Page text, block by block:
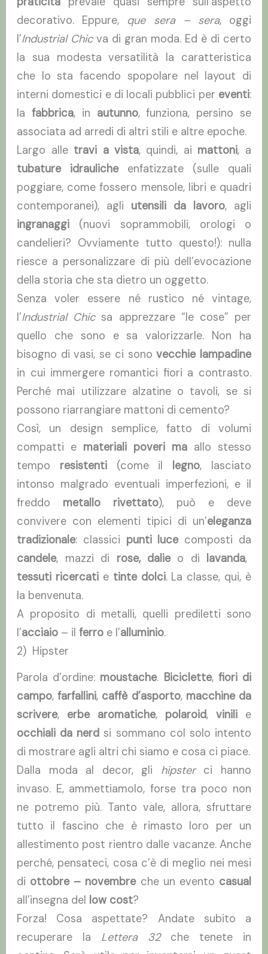
decorativo. Eppure, que sera – sera, oggi
l’Industrial Chicva di gran moda. Ed è di certo
la sua modesta versatilità la caratteristica
che lo sta facendo spopolare nel layout di
interni domestici e di locali pubblici per eventi:
la fabbrica, in autunno, funziona, persino se
associata ad arredi di altri stili e altre epoche.
Largo alle travi a vista, quindi, ai mattoni, a
tubature idraulicheenfatizzate (sulle quali
poggiare, come fossero mensole, libri e quadri
contemporanei), agli utensili da lavoro, agli
ingranaggi (nuovi soprammobili, orologi o
candelieri? Ovviamente tutto questo!): nulla
riesce a personalizzare di più dell’evocazione
della storia che sta dietro un oggetto.
Senza voler essere né rustico né vintage,
l’Industrial Chicsa apprezzare “le cose” per
quello che sono e sa valorizzarle. Non ha
bisogno di vasi, se ci sonovecchie lampadine
in cui immergere romantici fiori a contrasto.
Perché mai utilizzare alzatine o tavoli, se si
possono riarrangiare mattoni di cemento?
Così, un design semplice, fatto di volumi
compatti e materiali poveri ma allo stesso
tempo resistenti(come il legno, lasciato
intonso malgrado eventuali imperfezioni, e il
freddo metallo rivettato), può e deve
convivere con elementi tipici di un’eleganza
tradizionale: classici punti luce composti da
candele, mazzi di rose, dalieo di lavanda,
tessuti ricercatie tinte dolci. La classe, qui, è
la benvenuta.
A proposito di metalli, quelli prediletti sono
l’acciaio – ilferro e l’alluminio.
2) Hipster
Parola d’ordine: moustache. Biciclette, fiori di
campo,farfallini, caffè d’asporto, macchine da
scrivere, erbe aromatiche, polaroid, vinilie
occhiali da nerd si sommano col solo intento
di mostrare agli altri chi siamo e cosa ci piace.
Dalla moda al decor, gli hipsterci hanno
invaso. E, ammettiamolo, forse tra poco non
ne potremo più. Tanto vale, allora, sfruttare
tutto il fascino che è rimasto loro per un
allestimento post rientro dalle vacanze. Anche
perché, pensateci, cosa c’è di meglio nei mesi
di ottobre – novembreche un evento casual
all’insegna del low cost?
Forza! Cosa aspettate? Andate subito a
recuperare la Lettera 32che tenete in